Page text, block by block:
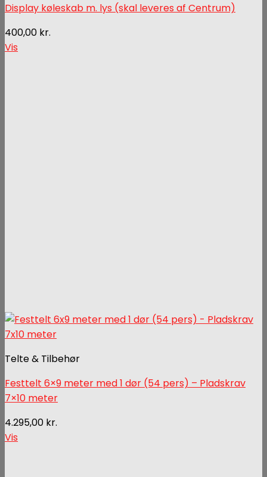
Display køleskab m. lys (skal leveres af Centrum)
400,00 kr.
Vis
Telte & Tilbehør
Festtelt 6×9 meter med 1 dør (54 pers) – Pladskrav
7×10 meter
4.295,00 kr.
Vis